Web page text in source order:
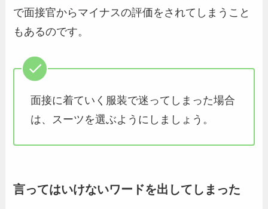
で面接官からマイナスの評価をされてしまうこと
もあるのです。
面接に着ていく服装で迷ってしまった場合
は、スーツを選ぶようにしましょう。
言ってはいけないワードを出してしまった